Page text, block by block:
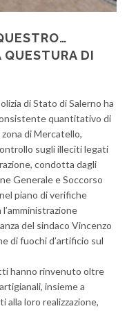
DI
di Stato di Salerno ha
quantitativo di
di Mercatello,
sugli illeciti legati
condotta dagli
Generale e Soccorso
piano di verifiche
del sindaco Vincenzo
di fuochi d’artificio sul
hanno rinvenuto oltre
insieme a
alla loro realizzazione,